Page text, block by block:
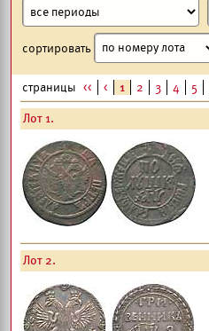
сортировать
страницы << < 1 2 3 4 5
Лот 1.
Лот 2.